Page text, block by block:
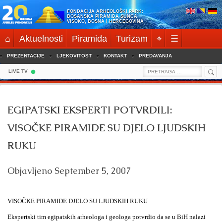
Skip
to
content
FONDACIJA ARHEOLOŠKI PARK:
BOSANSKA PIRAMIDA SUNCA
VISOKO, BOSNA I HERCEGOVINA
⌂ Aktuelnosti Piramida Turizam ⌖ ☰
PREZENTACIJE LJEKOVITOST KONTAKT PREDAVANJA
LIVE TV
Search
for:
EGIPATSKI EKSPERTI POTVRDILI:
VISOČKE PIRAMIDE SU DJELO LJUDSKIH
RUKU
Objavljeno September 5, 2007
VISOČKE PIRAMIDE DJELO SU LJUDSKIH RUKU
Ekspertski tim egipatskih arheologa i geologa potvrdio da se u BiH nalazi